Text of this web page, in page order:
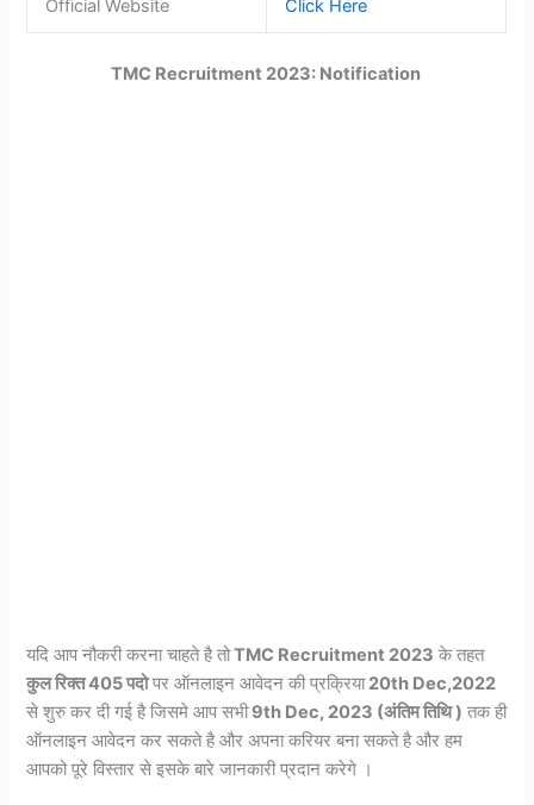
Official Website Click Here
TMC Recruitment 2023: Notification
यदि आप नौकरी करना चाहते है तोTMC Recruitment 2023 के तहत
कुल रिक्त 405 पदोपर ऑनलाइन आवेदन की प्रक्रिया20th Dec,2022
से शुरु कर दी गई है जिसमे आप सभी9th Dec, 2023 (अंतिम तिथि ) तक ही
ऑनलाइन आवेदन कर सकते है और अपना करियर बना सकते है और हम
आपको पूरे विस्तार से इसके बारे जानकारी प्रदान करेगे ।